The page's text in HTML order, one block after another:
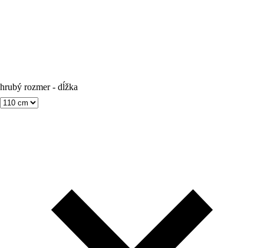
hrubý rozmer - dĺžka